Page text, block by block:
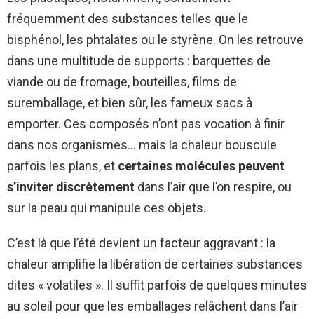
fréquemment des substances telles que le
bisphénol, les phtalates ou le styrène. On les retrouve
dans une multitude de supports : barquettes de
viande ou de fromage, bouteilles, films de
suremballage, et bien sûr, les fameux sacs à
emporter. Ces composés n’ont pas vocation à finir
dans nos organismes… mais la chaleur bouscule
parfois les plans, et certaines molécules peuvent
s’inviter discrètement dans l’air que l’on respire, ou
sur la peau qui manipule ces objets.
C’est là que l’été devient un facteur aggravant : la
chaleur amplifie la libération de certaines substances
dites « volatiles ». Il suffit parfois de quelques minutes
au soleil pour que les emballages relâchent dans l’air